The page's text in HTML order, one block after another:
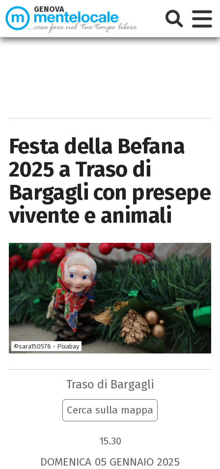
Festa della Befana
2025 a Traso di
Bargagli con presepe
vivente e animali
©sara150578 - Pixabay
Traso di Bargagli
Cerca sulla mappa
15.30
DOMENICA 05 GENNAIO 2025
GENOVA